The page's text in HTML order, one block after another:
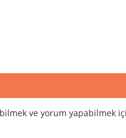
ve yorum yapabilmek